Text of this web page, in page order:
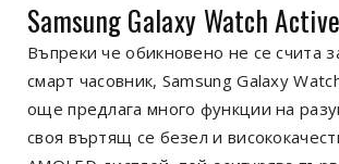
Samsung Galaxy Watch
Въпреки че обикновено не се счита
смарт часовник, Samsung Galaxy
още предлага много функции на
своя въртящ се безел и